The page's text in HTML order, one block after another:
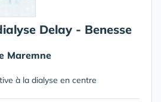
Delay - Benesse
Maremne
à la dialyse en centre